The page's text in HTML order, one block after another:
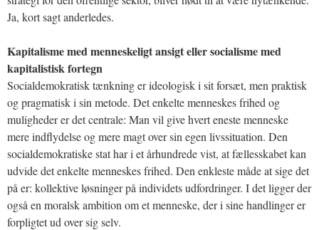
Ja, kort sagt anderledes.
Kapitalisme med menneskeligt ansigt eller socialisme med
kapitalistisk fortegn
Socialdemokratisk tænkning er ideologisk i sit forsæt, men praktisk
og pragmatisk i sin metode. Det enkelte menneskes frihed og
muligheder er det centrale: Man vil give hvert eneste menneske
mere indflydelse og mere magt over sin egen livssituation. Den
socialdemokratiske stat har i et århundrede vist, at fællesskabet kan
udvide det enkelte menneskes frihed. Den enkleste måde at sige det
på er: kollektive løsninger på individets udfordringer. I det ligger der
også en moralsk ambition om et menneske, der i sine handlinger er
forpligtet ud over sig selv.